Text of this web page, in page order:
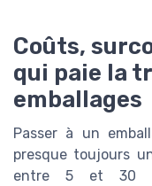
Coûts,
qui paie la
emballages
Passer à un
presque toujours
entre 5 et 30